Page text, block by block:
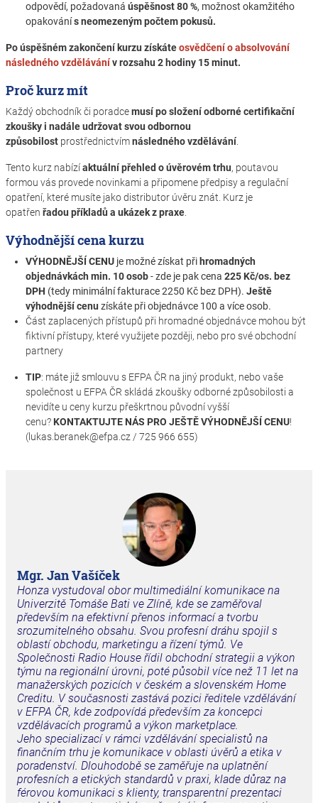
odpovědí, požadovaná úspěšnost 80 %, možnost okamžitého
opakovánís neomezeným počtem pokusů.
Po úspěšném zakončení kurzu získáteosvědčení o absolvování
následného vzdělávánív rozsahu 2 hodiny 15 minut.
Proč kurz mít
Každý obchodník či poradcemusí po složení odborné certifikační
zkoušky i nadále udržovat svou odbornou
způsobilost prostřednictvímnásledného vzdělávání
Tento kurz nabízíaktuální přehled o úvěrovém trhu, poutavou
formou vás provede novinkami a připomene předpisy a regulační
opatření, které musíte jako distributor úvěru znát. Kurz je
opatřen řadou příkladů a ukázek z praxe
Výhodnější cena kurzu
VÝHODNĚJŠÍ CENU je možné získat při hromadných
objednávkách min. 10 osob- zde je pak cena 225 Kč/os. bez
DPH (tedy minimální fakturace 2250 Kč bez DPH). Ještě
výhodnější cenu získáte při objednávce 100 a více osob.
Část zaplacených přístupů při hromadné objednávce mohou být
fiktivní přístupy, které využijete později, nebo pro své obchodní
partnery
TIP: máte již smlouvu s EFPA ČR na jiný produkt, nebo vaše
společnost u EFPA ČR skládá zkoušky odborné způsobilosti a
nevidíte u ceny kurzu přeškrtnou původní vyšší
cenu? KONTAKTUJTE NÁS PRO JEŠTĚ VÝHODNĚJŠÍ CENU!
(lukas.beranek@efpa.cz / 725 966 655)
Mgr. Jan Vašíček
Honza vystudoval obor multimediální komunikace na
Univerzitě Tomáše Bati ve Zlíně, kde se zaměřoval
především na efektivní přenos informací a tvorbu
srozumitelného obsahu. Svou profesní dráhu spojil s
oblastí obchodu, marketingu a řízení týmů. Ve
Společnosti Radio House řídil obchodní strategii a výkon
týmu na regionální úrovni, poté působil více než 11 let na
manažerských pozicích v českém a slovenském Home
Creditu. V současnosti zastává pozici ředitele vzdělávání
v EFPA ČR, kde zodpovídá především za koncepci
vzdělávacích programů a výkon marketplace.
Jeho specializací v rámci vzdělávání specialistů na
finančním trhu je komunikace v oblasti úvěrů a etika v
poradenství. Dlouhodobě se zaměřuje na uplatnění
profesních a etických standardů v praxi, klade důraz na
férovou komunikaci s klienty, transparentní prezentaci